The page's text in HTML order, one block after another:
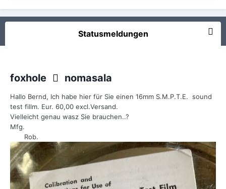
Statusmeldungen
foxhole nomasala
Hallo Bernd, Ich habe hier für Sie einen 16mm S.M.P.T.E. sound
test fillm. Eur. 60,00 excl.Versand.
Vielleicht genau wasz Sie brauchen..?
Mfg.
Rob.